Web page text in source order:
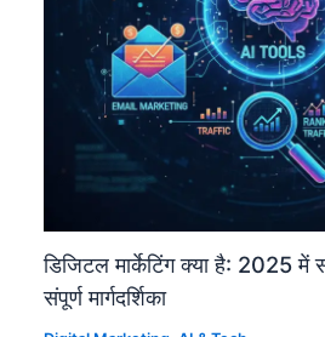
डिजिटल मार्केटिंग क्या है: 2025
संपूर्ण मार्गदर्शिका